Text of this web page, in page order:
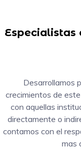
Especialistas
Desarrollamos
crecimientos de
con aquellas
directamente o
contamos con el
mas